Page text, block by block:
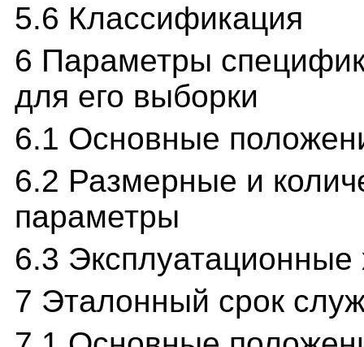
5.6 Классификация
6 Параметры
для его выборки
6.1 Основные
6.2 Размерные и
параметры
6.3 Эксплуатационные
7 Эталонный срок